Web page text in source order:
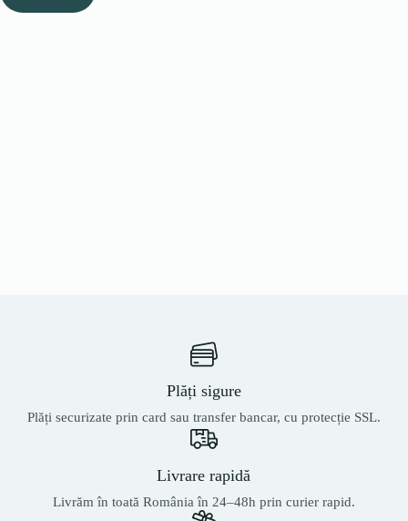
Plăți sigure
Plăți securizate prin card sau transfer bancar, cu protecție SSL.
Livrare rapidă
Livrăm în toată România în 24–48h prin curier rapid.